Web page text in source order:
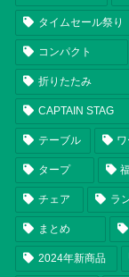
タイムセール祭り
コンパクト
折りたたみ
CAPTAIN STAG
テーブル
タープ
チェア ラ
まとめ
2024年新商品